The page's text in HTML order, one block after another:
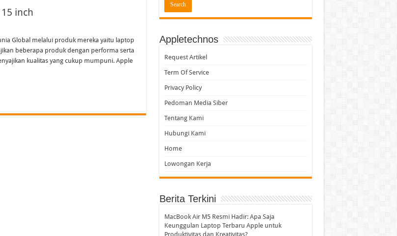
Laptop Terbaru Apple untuk Produktivitas dan Kreativitas?
Praktis: Tips Sederhana yang Wajib Dicoba Pengguna Baru
Ini Cara Memaksimalkan Penggunaannya
Terbaru iPhone yang Siap Mengubah Cara Pengguna Beraktivitas
inch
Global melalui produk mereka yaitu laptop
beberapa produk dengan performa serta
kualitas yang cukup mumpuni. Apple
Appletechnos
Request Artikel
Term Of Service
Privacy Policy
Pedoman Media Siber
Tentang Kami
Hubungi Kami
Home
Lowongan Kerja
Berita Terkini
MacBook Air M5 Resmi Hadir: Apa Saja
Keunggulan Laptop Terbaru Apple untuk
Produktivitas dan Kreativitas?